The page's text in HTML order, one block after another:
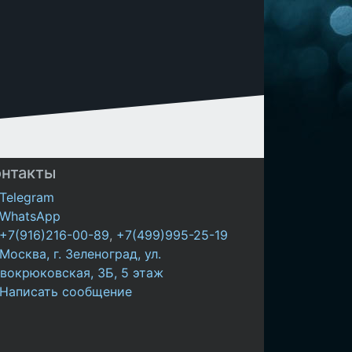
00-89, +7(499)995-25-19
г. Зеленоград, ул.
3Б, 5 этаж
сообщение